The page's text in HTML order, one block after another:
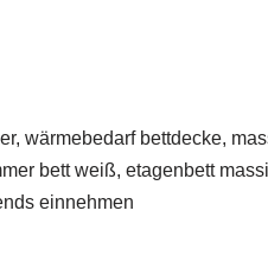
wärmebedarf bettdecke,
bett weiß, etagenbett
einnehmen